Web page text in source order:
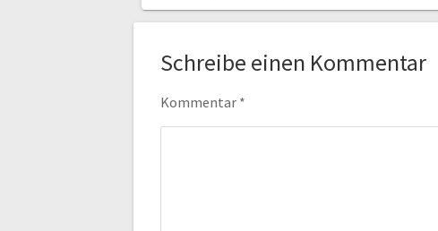
Schreibe einen Kommentar
Kommentar *